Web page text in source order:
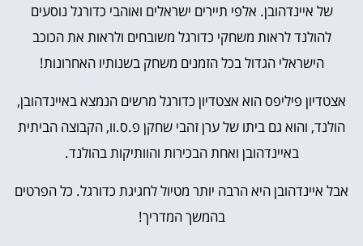
של איינדהובן. אלפי תיירים ישראלים ואוהבי כדורגל נוסעים
להולנד לראות משחקי כדורגל משובחים ולראות את הכוכב
הישראלי הגדול בכל הזמנים משחק בשנותיו האחרונות!
אצטדיון פיליפס הוא אצטדיון כדורגל מרשים הנמצא באיינדהובן,
הולנד, והוא גם ביתו של ערן זהבי שחקן פ.ס.וו, הקבוצה הביתית
באיינדהובן ואחת הבכירות והוותיקות בהולנד.
אבל איינדהובן היא הרבה יותר מטיול לחגיגת כדורגל. כל הפרטים
בהמשך המדריך!